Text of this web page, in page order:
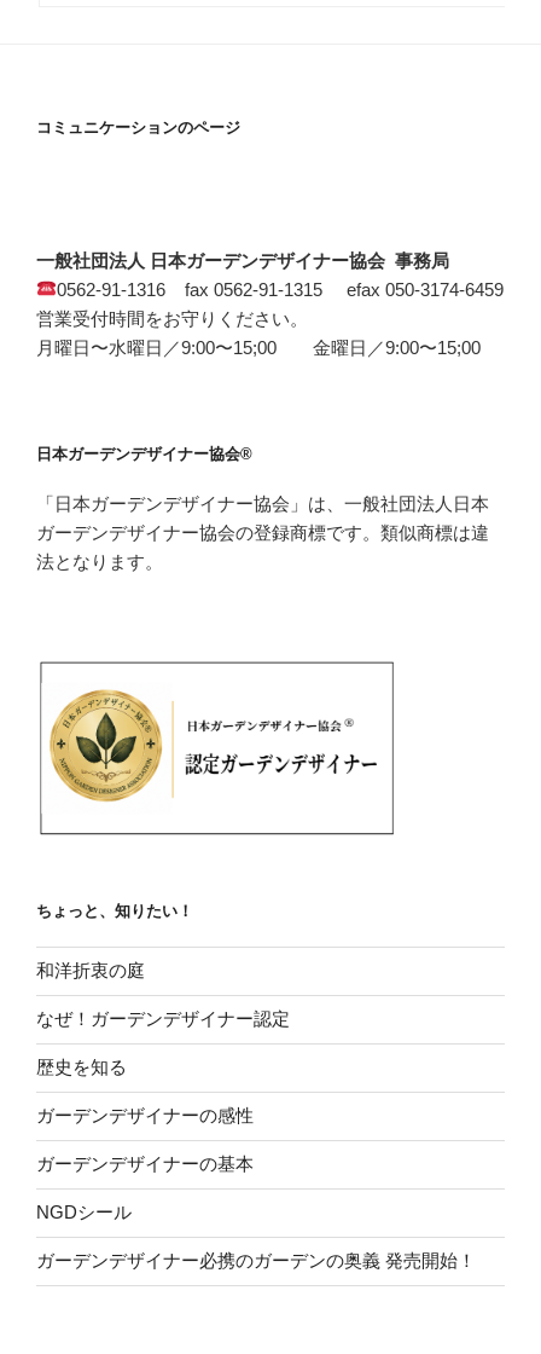
コミュニケーションのページ
一般社団法人 日本ガーデンデザイナー協会 事務局
0562-91-1316 fax 0562-91-1315 efax 050-3174-6459
営業受付時間をお守りください。
月曜日〜水曜日／9:00〜15;00 金曜日／9:00〜15;00
日本ガーデンデザイナー協会®
「日本ガーデンデザイナー協会」は、一般社団法人日本
ガーデンデザイナー協会の登録商標です。類似商標は違
法となります。
ちょっと、知りたい！
和洋折衷の庭
なぜ！ガーデンデザイナー認定
歴史を知る
ガーデンデザイナーの感性
ガーデンデザイナーの基本
NGDシール
ガーデンデザイナー必携のガーデンの奥義 発売開始！